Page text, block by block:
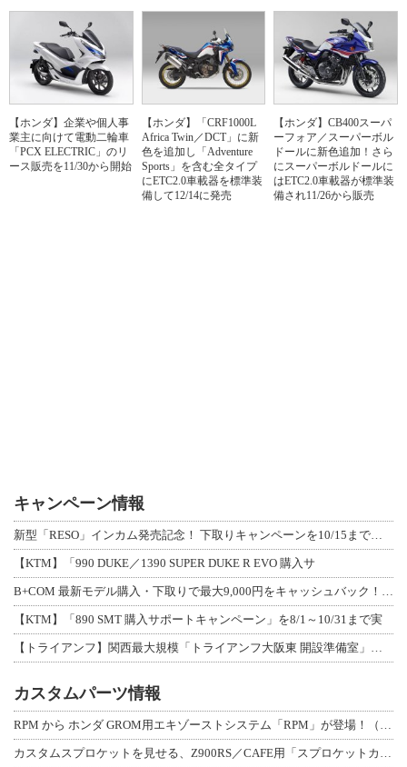
【ホンダ】企業や個人事
業主に向けて電動二輪車
「PCX ELECTRIC」のリ
ース販売を11/30から開始
【ホンダ】「CRF1000L
Africa Twin／DCT」に新
色を追加し「Adventure
Sports」を含む全タイプ
にETC2.0車載器を標準装
備して12/14に発売
【ホンダ】CB400スーパ
ーフォア／スーパーボル
ドールに新色追加！さら
にスーパーボルドールに
はETC2.0車載器が標準装
備され11/26から販売
キャンペーン情報
【KTM】「990 DUKE／1390 SUPER DUKE R EVO 購入サ
【KTM】「890 SMT 購入サポートキャンペーン」を8/1～10/31まで実
カスタムパーツ情報